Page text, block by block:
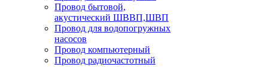
Провод бытовой,
акустический ШВВП,ШВП
Провод для водопогружных
насосов
Провод компьютерный
Провод радиочастотный